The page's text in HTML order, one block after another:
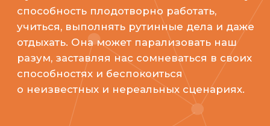
Когда мы под воздействием тревоги, наш
фокус и концентрация страдают.
Мы можем испытывать затруднения
с принятием решений или даже просто
начать делать что-либо. Работа или учеба
становятся трудными задачами, потому
что мы слишком заняты беспокойством
и тревогой по поводу того, что может